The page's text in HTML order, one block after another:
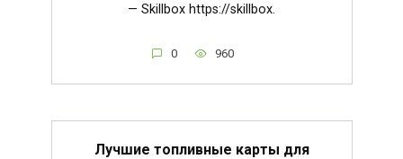
— Skillbox https://skillbox.
0 960
Лучшие топливные карты для